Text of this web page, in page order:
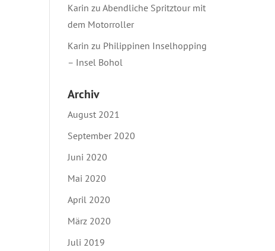
Karin zu Abendliche Spritztour mit
dem Motorroller
Karin zu Philippinen Inselhopping
– Insel Bohol
Archiv
August 2021
September 2020
Juni 2020
Mai 2020
April 2020
März 2020
Juli 2019